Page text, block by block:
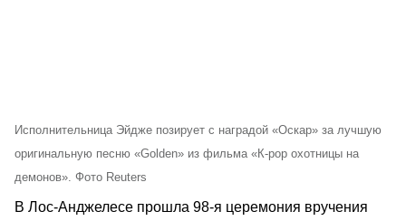
Исполнительница Эйдже позирует с наградой «Оскар» за лучшую
оригинальную песню «Golden» из фильма «К-рор охотницы на
демонов». Фото Reuters
В Лос-Анджелесе прошла 98-я церемония вручения